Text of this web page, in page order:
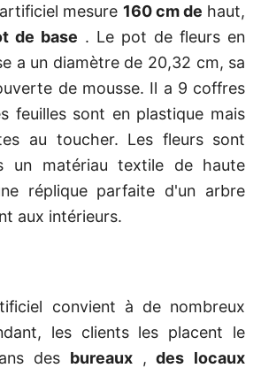
mesure 160 cm de haut,
de base . Le pot de fleurs en
a un diamètre de 20,32 cm, sa
de mousse. Il a 9 coffres
feuilles sont en plastique mais
au toucher. Les fleurs sont
un matériau textile de haute
réplique parfaite d'un arbre
aux intérieurs.
convient à de nombreux
les clients les placent le
des bureaux,des locaux